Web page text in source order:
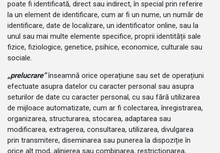
poate fi identificată, direct sau indirect, în special prin referire
la un element de identificare, cum ar fi un nume, un număr de
identificare, date de localizare, un identificator online, sau la
unul sau mai multe elemente specifice, proprii identității sale
fizice, fiziologice, genetice, psihice, economice, culturale sau
sociale.
„prelucrare”înseamnă orice operațiune sau set de operațiuni
efectuate asupra datelor cu caracter personal sau asupra
seturilor de date cu caracter personal, cu sau fără utilizarea
de mijloace automatizate, cum ar fi colectarea, înregistrarea,
organizarea, structurarea, stocarea, adaptarea sau
modificarea, extragerea, consultarea, utilizarea, divulgarea
prin transmitere, diseminarea sau punerea la dispoziție în
orice alt mod, alinierea sau combinarea, restricționarea,